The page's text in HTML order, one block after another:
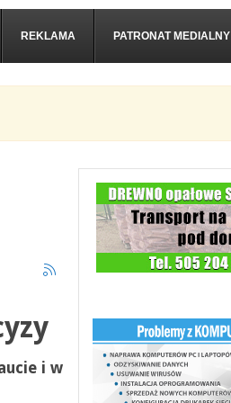
REKLAMA PATRONAT MEDIALNY
i w